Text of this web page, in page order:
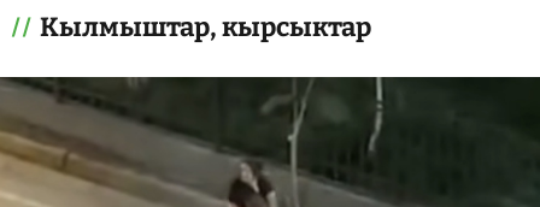
Кылмыштар, кырсыктар